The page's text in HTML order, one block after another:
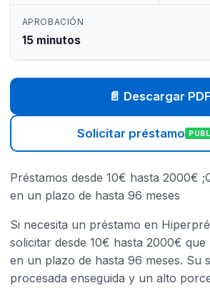
APROBACIÓN
15 minutos
📄 Descargar PDF
Solicitar préstamo
Préstamos desde 10€ hasta 2000€
en un plazo de hasta 96 meses
Si necesita un préstamo en
solicitar desde 10€ hasta 2000€
en un plazo de hasta 96 meses. Su
procesada enseguida y un alto